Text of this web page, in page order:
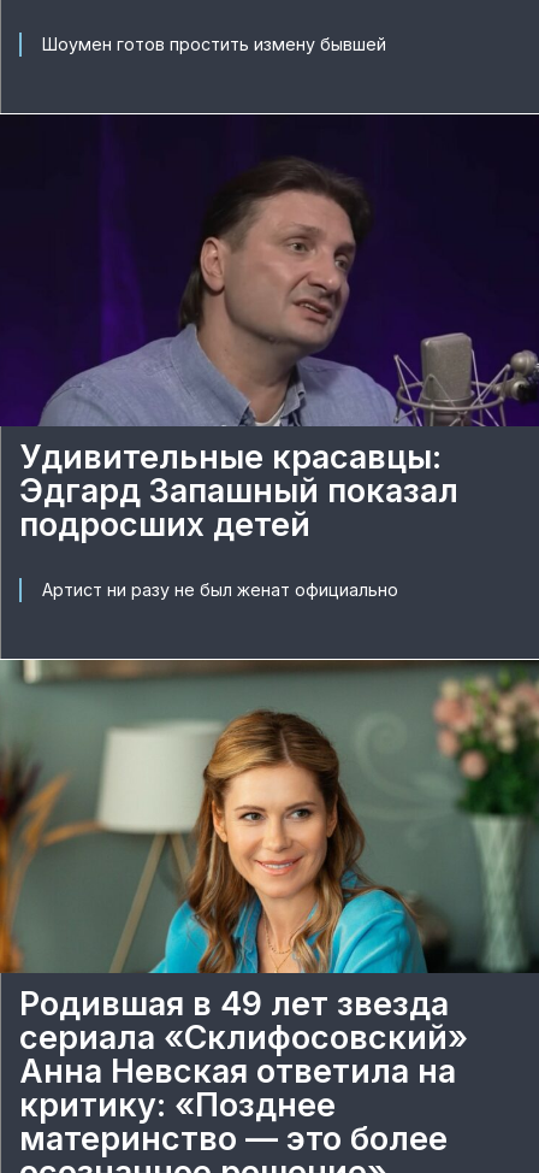
Шоумен готов простить измену бывшей
Удивительные красавцы:
Эдгард Запашный показал
подросших детей
Артист ни разу не был женат официально
Родившая в 49 лет звезда
сериала «Склифосовский»
Анна Невская ответила на
критику: «Позднее
материнство — это более